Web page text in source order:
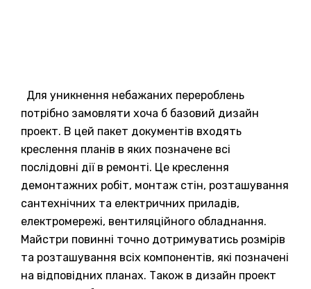
Для уникнення небажаних перероблень
потрібно замовляти хоча б базовий дизайн
проект. В цей пакет документів входять
креслення планів в яких позначене всі
послідовні дії в ремонті. Це креслення
демонтажних робіт, монтаж стін, розташування
сантехнічних та електричних приладів,
електромережі, вентиляційного обладнання.
Майстри повинні точно дотримуватись розмірів
та розташування всіх компонентів, які позначені
на відповідних планах. Також в дизайн проект